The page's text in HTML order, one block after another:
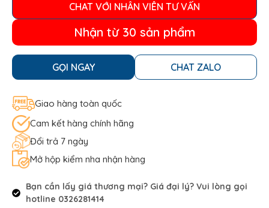
CHAT VỚI NHÂN VIÊN TƯ VẤN
Nhận từ 30 sản phẩm
GỌI NGAY CHAT ZALO
Giao hàng toàn quốc
Cam kết hàng chính hãng
Đổi trả 7 ngày
Mở hộp kiểm nha nhận hàng
Bạn cần lấy giá thương mại? Giá đại lý? Vui lòng gọi
hotline 0326281414